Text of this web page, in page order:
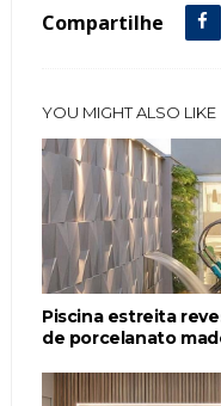
Compartilhe
YOU MIGHT ALSO LIKE
Piscina estreita
de porcelanato